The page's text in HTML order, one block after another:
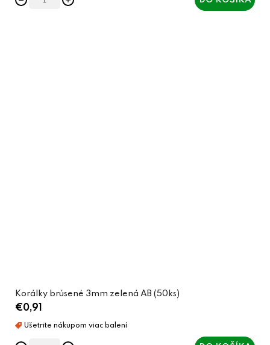
Korálky brúsené 3mm zelená AB (50ks)
€0,91